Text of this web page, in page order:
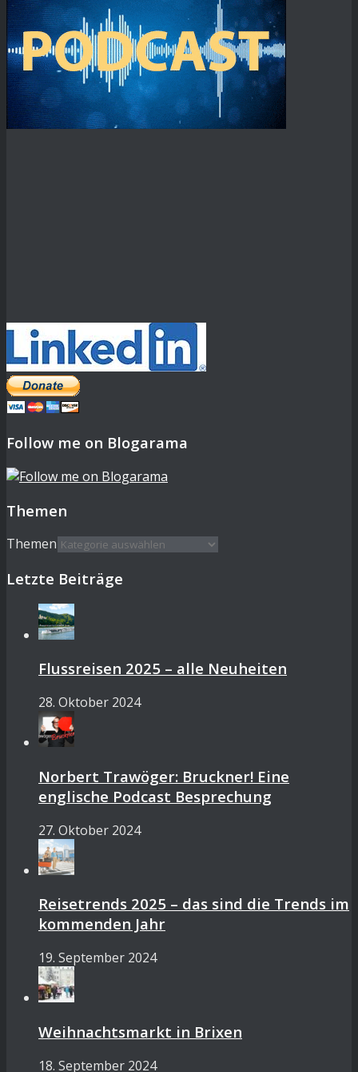
Follow me on Blogarama
Themen
Themen
Letzte Beiträge
Flussreisen 2025 – alle Neuheiten
28. Oktober 2024
Norbert Trawöger: Bruckner! Eine
englische Podcast Besprechung
27. Oktober 2024
Reisetrends 2025 – das sind die Trends im
kommenden Jahr
19. September 2024
Weihnachtsmarkt in Brixen
18. September 2024